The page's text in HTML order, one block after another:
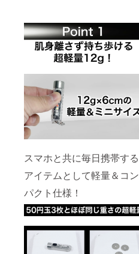
スマホと共に毎日携帯する
アイテムとして軽量＆コン
パクト仕様！